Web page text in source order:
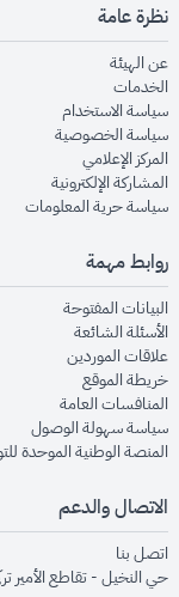
نظرة عامة
عن الهيئةin new window
الخدماتin new window
سياسة الاستخدام
سياسة الخصوصية
المركز الإعلاميwindow
المشاركة الإلكترونية
سياسة حرية المعلومات
روابط مهمة
البيانات المفتوحةwindow
الأسئلة الشائعةwindow
علاقات الموردينwindow
خريطة الموقعwindow
المنافسات العامةwindow
سياسة سهولة الوصول
المنصة الوطنية الموحدة
الاتصال والدعم
اتصل بنا
حي النخيل - تقاطع الأمير